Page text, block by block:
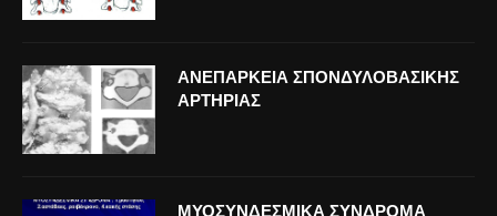
ΑΝΕΠΑΡΚΕΙΑ ΣΠΟΝΔΥΛΟΒΑΣΙΚΗΣ
ΑΡΤΗΡΙΑΣ
ΜΥΟΣΥΝΔΕΣΜΙΚΑ ΣΥΝΔΡΟΜΑ